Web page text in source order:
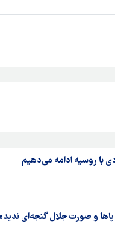
با روسیه ادامه می‌دهیم
و صورت جلال گنجه‌ای